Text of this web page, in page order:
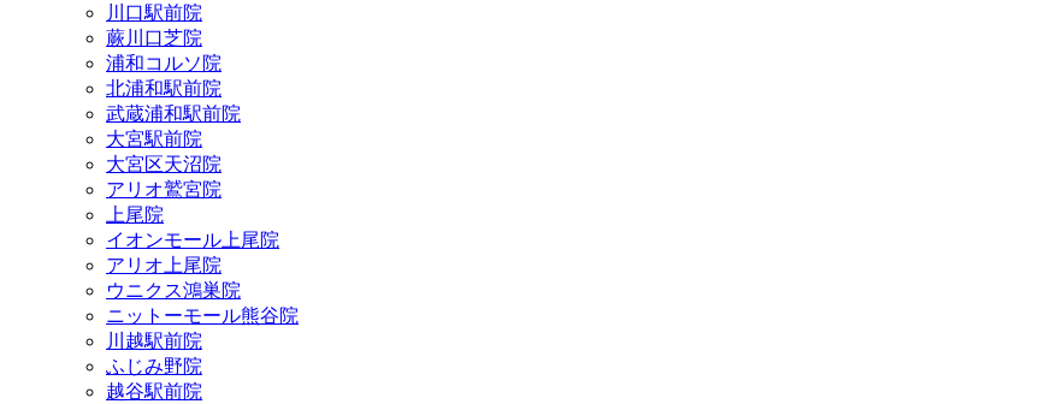
川口駅前院
蕨川口芝院
浦和コルソ院
北浦和駅前院
武蔵浦和駅前院
大宮駅前院
大宮区天沼院
アリオ鷲宮院
上尾院
イオンモール上尾院
アリオ上尾院
ウニクス鴻巣院
ニットーモール熊谷院
川越駅前院
ふじみ野院
越谷駅前院